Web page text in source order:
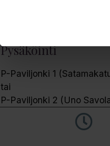
Pysäköinti
P-Paviljonki 1
tai
P-Paviljonki 2 (Uno